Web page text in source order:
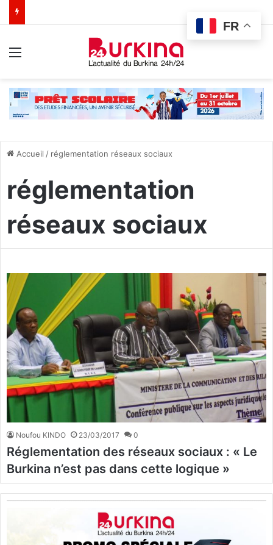
Accueil / réglementation réseaux sociaux
réglementation
réseaux sociaux
Noufou KINDO 23/03/2017 0
Réglementation des réseaux sociaux : « Le
Burkina n’est pas dans cette logique »
FR